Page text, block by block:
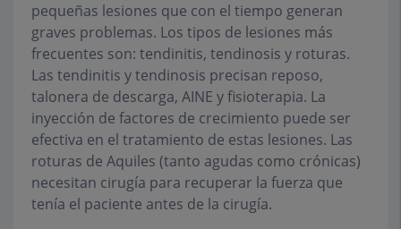
pequeñas lesiones que con el tiempo generan
graves problemas. Los tipos de lesiones más
frecuentes son: tendinitis, tendinosis y roturas.
Las tendinitis y tendinosis precisan reposo,
talonera de descarga, AINE y fisioterapia. La
inyección de factores de crecimiento puede ser
efectiva en el tratamiento de estas lesiones. Las
roturas de Aquiles (tanto agudas como crónicas)
necesitan cirugía para recuperar la fuerza que
tenía el paciente antes de la cirugía.